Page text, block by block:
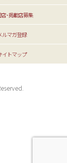
･掲載店募集
ルマガ登録
イトマップ